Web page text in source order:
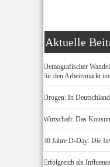
Aktuelle
Demografischer
für den Arbeitsmarkt
Drogen: In
Wirtschaft: Das
80 Jahre D-Day: Die
Erfolgreich als